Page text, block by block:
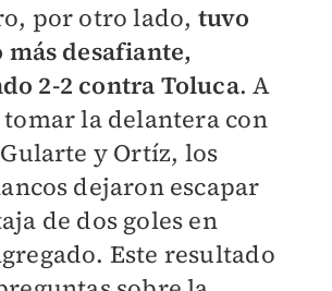
por otro lado, tuvo
desafiante,
2-2 contra Toluca. A
tomar la delantera con
y Ortíz, los
dejaron escapar
de dos goles en
Este resultado